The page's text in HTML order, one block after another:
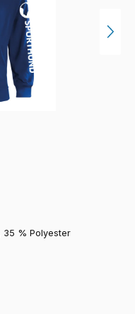
35 % Polyester